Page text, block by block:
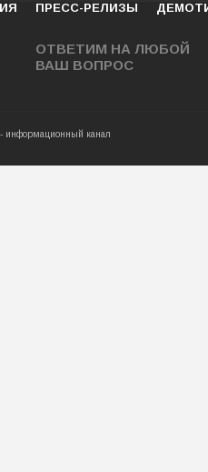
ПРЕСС-РЕЛИЗЫ
ОТВЕТИМ НА ЛЮБОЙ
ВАШ ВОПРОС
Вести» -